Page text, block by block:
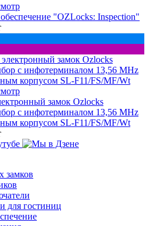
"OZLocks: Inspection"
замок Ozlocks
с инфотерминалом 13,56 MHz
корпусом SL-F11/FS/MF/Wt
замков
для гостиниц